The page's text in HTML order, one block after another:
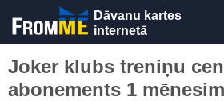
Dāvanu kartes
internetā
Joker klubs treniņu
abonements 1